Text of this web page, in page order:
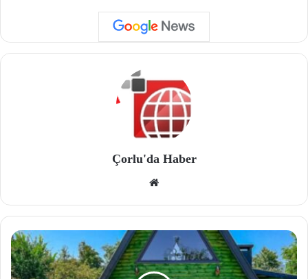
Çorlu'da Haber
site
si